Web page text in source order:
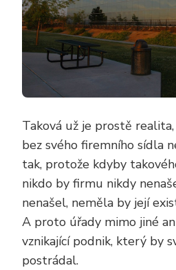
Taková už je prostě
bez svého firemního sídla
tak, protože kdyby
nikdo by firmu nikdy
nenašel, neměla by její
A proto úřady mimo jiné
vznikající podnik, který by
postrádal.